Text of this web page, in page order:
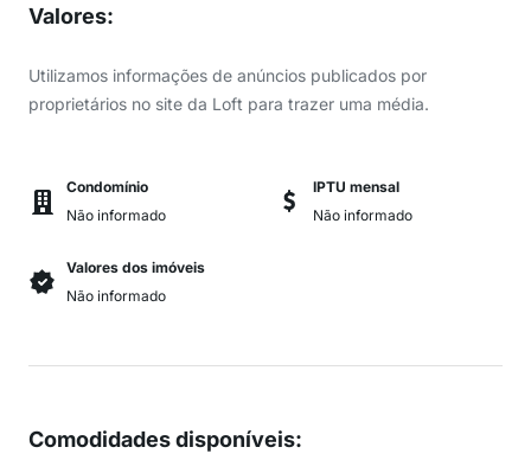
Valores:
Utilizamos informações de anúncios publicados por
proprietários no site da Loft para trazer uma média.
Condomínio
Não informado
IPTU mensal
Não informado
Valores dos imóveis
Não informado
Comodidades disponíveis: